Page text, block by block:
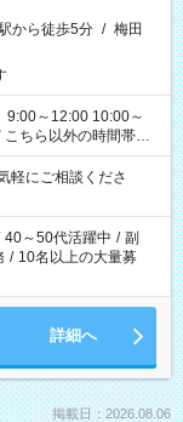
から徒歩5分 / 梅田
にご相談くださ
40～50代活躍中 / 副
/ 10名以上の大量募
詳細へ
掲載日：2026.08.06